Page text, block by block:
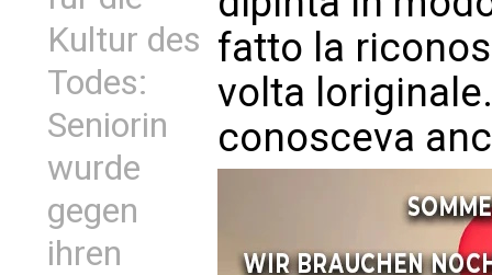
Kultur des
Todes:
Seniorin
wurde
gegen
ihren
fatto la
volta
conosceva